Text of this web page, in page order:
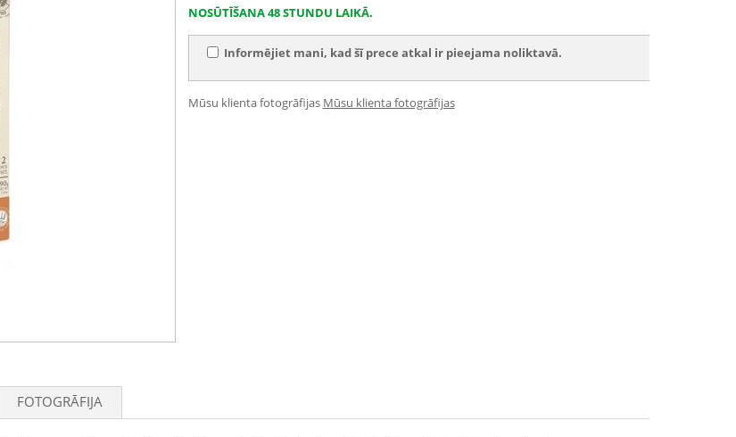
NOSŪTĪŠANA 48 STUNDU LAIKĀ.
Informējiet mani, kad šī prece atkal ir pieejama noliktavā.
Mūsu klienta fotogrāfijas Mūsu klienta fotogrāfijas
FOTOGRĀFIJA